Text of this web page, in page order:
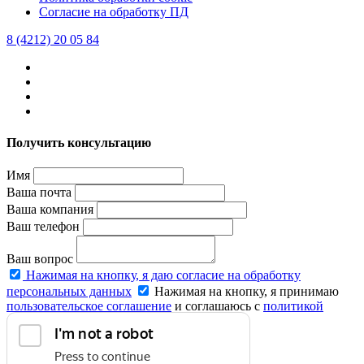
Согласие на обработку ПД
8 (4212) 20 05 84
Получить консультацию
Имя
Ваша почта
Ваша компания
Ваш телефон
Ваш вопрос
Нажимая на кнопку, я даю согласие на обработку
персональных данных
Нажимая на кнопку, я принимаю
пользовательское соглашение и соглашаюсь с политикой
конфиденциальности